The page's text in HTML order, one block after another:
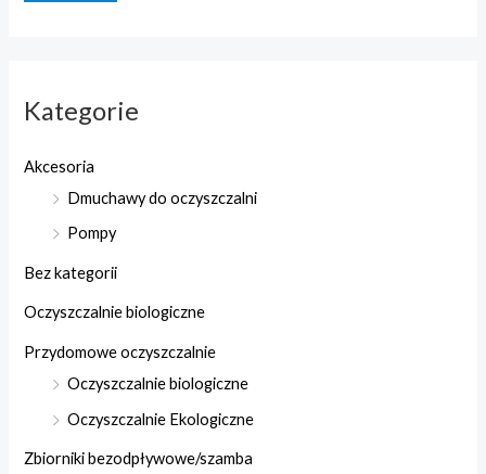
Kategorie
Akcesoria
Dmuchawy do oczyszczalni
Pompy
Bez kategorii
Oczyszczalnie biologiczne
Przydomowe oczyszczalnie
Oczyszczalnie biologiczne
Oczyszczalnie Ekologiczne
Zbiorniki bezodpływowe/szamba